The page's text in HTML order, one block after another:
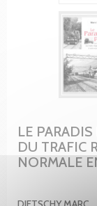
LE
DU TRAFIC
NORMALE